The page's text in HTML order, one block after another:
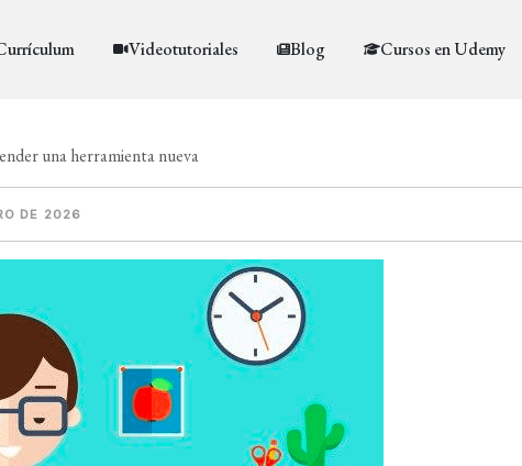
Videotutoriales Blog Cursos en Udemy
una herramienta nueva
DE 2026